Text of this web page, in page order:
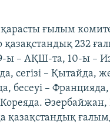
ғылым
қазақстандық 232
ы – АҚШ-та, 10-ы –
сегізі – Қытайда,
бесеуі –
қазақстандық